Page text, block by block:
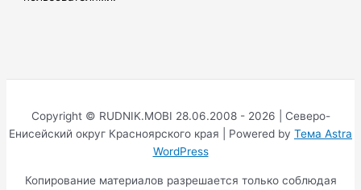
Copyright © RUDNIK.MOBI 28.06.2008 - 2026 | Северо-
Енисейский округ Красноярского края | Powered by Тема Astra
WordPress
Копирование материалов разрешается только соблюдая